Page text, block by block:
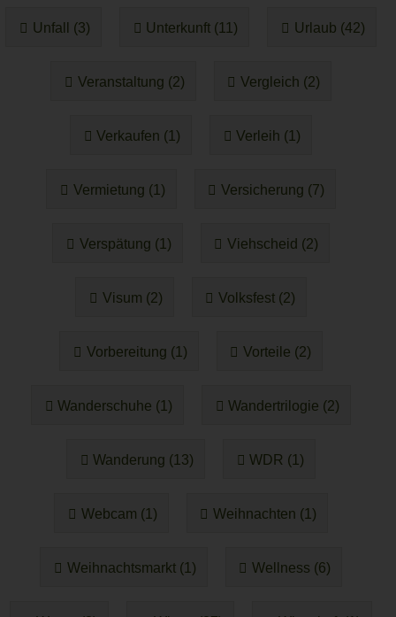
Unfall (3) Unterkunft (11) Urlaub (42)
Veranstaltung (2) Vergleich (2)
Verkaufen (1) Verleih (1)
Vermietung (1) Versicherung (7)
Verspätung (1) Viehscheid (2)
Visum (2) Volksfest (2)
Vorbereitung (1) Vorteile (2)
Wanderschuhe (1) Wandertrilogie (2)
Wanderung (13) WDR (1)
Webcam (1) Weihnachten (1)
Weihnachtsmarkt (1) Wellness (6)